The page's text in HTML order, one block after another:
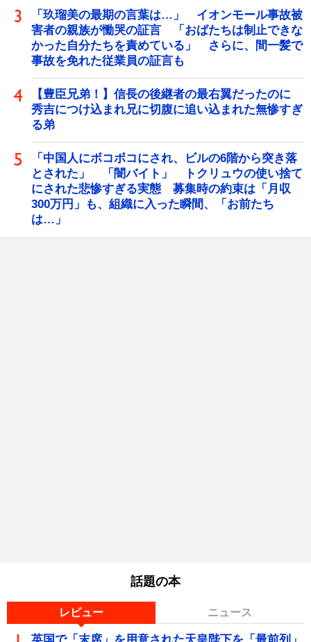
「玖瑠美の最期の言葉は…」 イオンモール事故被
害者の親族が慟哭の証言 「おばたちは制止できな
かった自分たちを責めている」 さらに、間一髪で
事故を免れた従業員の証言も
【豊臣兄弟！】信長の後継者の最右翼だったのに
秀吉につけ込まれ兄に切腹に追い込まれた無惨すぎ
る弟
「中国人にボコボコにされ、ビルの6階から突き落
とされた」 「闇バイト」 トクリュウの使い捨て
にされた悲惨すぎる実態 募集時の約束は「月収
300万円」も、組織に入った瞬間、「お前たち
は…」
話題の本
レビュー ニュース